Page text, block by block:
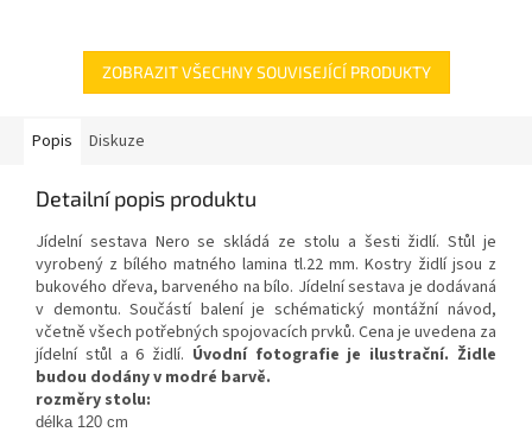
ZOBRAZIT VŠECHNY SOUVISEJÍCÍ PRODUKTY
Popis Diskuze
Detailní popis produktu
Jídelní sestava Nero se skládá ze stolu a šesti židlí. Stůl je
vyrobený z bílého matného lamina tl.22 mm. Kostry židlí jsou z
bukového dřeva, barveného na bílo. Jídelní sestava je dodávaná
v demontu. Součástí balení je schématický montážní návod,
včetně všech potřebných spojovacích prvků. Cena je uvedena za
jídelní stůl a 6 židlí. Úvodní fotografie je ilustrační. Židle
budou dodány v modré barvě.
rozměry stolu:
délka 120 cm